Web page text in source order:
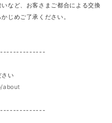
など、お客さまご都合による交換
じめご了承ください。
い
about